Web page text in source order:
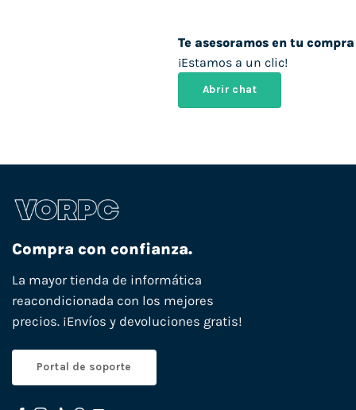
Te asesoramos en tu compra
¡Estamos a un clic!
Abrir chat
Compra con confianza.
La mayor tienda de informática
reacondicionada con los mejores
precios. ¡Envíos y devoluciones gratis!
Portal de soporte